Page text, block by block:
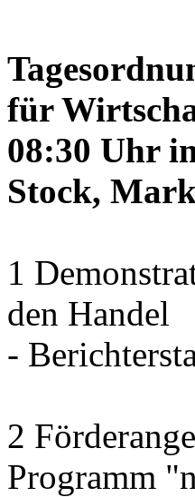
für
08:30 Uhr
Stock,
1
den Handel
-
2
Programm